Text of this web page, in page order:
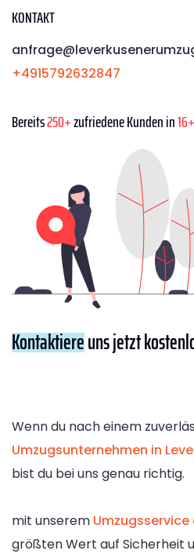
KONTAKT
+4915792632847
Bereits250+zufriedene Kunden in16+
Kontaktiereuns jetzt
Wenn du nach einem
Umzugsunternehmen in
bist du bei uns genau richtig.
mit unserem Umzugsservice
größten Wert auf Sicherheit